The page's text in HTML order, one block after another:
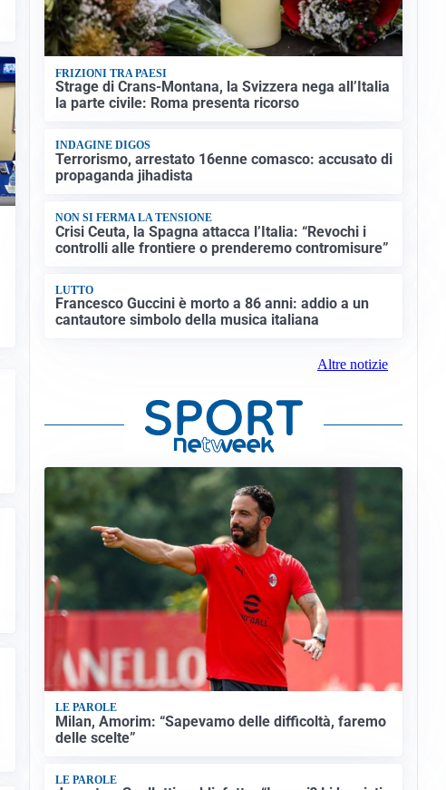
FRIZIONI TRA PAESI
Strage di Crans-Montana, la Svizzera nega all’Italia
la parte civile: Roma presenta ricorso
INDAGINE DIGOS
Terrorismo, arrestato 16enne comasco: accusato di
propaganda jihadista
NON SI FERMA LA TENSIONE
Crisi Ceuta, la Spagna attacca l’Italia: “Revochi i
controlli alle frontiere o prenderemo contromisure”
LUTTO
Francesco Guccini è morto a 86 anni: addio a un
cantautore simbolo della musica italiana
Altre notizie
LE PAROLE
Milan, Amorim: “Sapevamo delle difficoltà, faremo
delle scelte”
LE PAROLE